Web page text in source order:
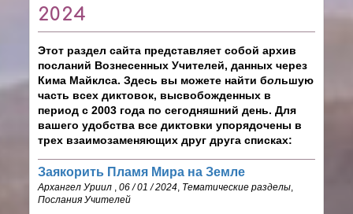
2024
Этот раздел сайта представляет собой архив
посланий Вознесенных Учителей, данных через
Кима Майклса. Здесь вы можете найти большую
часть всех диктовок, высвобожденных в
период с 2003 года по сегодняшний день. Для
вашего удобства все диктовки упорядочены в
трех взаимозаменяющих друг друга списках:
Заякорить Пламя Мира на Земле
Архангел Уриил ,06 / 01 / 2024 Тематические разделы
Послания Учителей